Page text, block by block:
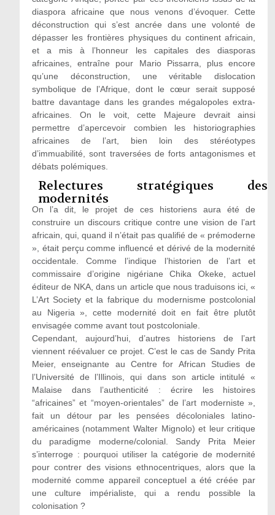
diaspora africaine que nous venons d’évoquer. Cette
déconstruction qui s’est ancrée dans une volonté de
dépasser les frontières physiques du continent africain,
et a mis à l’honneur les capitales des diasporas
africaines, entraîne pour Mario Pissarra, plus encore
qu’une déconstruction, une véritable dislocation
symbolique de l’Afrique, dont le cœur serait supposé
battre davantage dans les grandes mégalopoles extra-
africaines. On le voit, cette Majeure devrait ainsi
permettre d’apercevoir combien les historiographies
africaines de l’art, bien loin des stéréotypes
d’immuabilité, sont traversées de forts antagonismes et
débats polémiques.
Relectures stratégiques des
modernités
On l’a dit, le projet de ces historiens aura été de
construire un discours critique contre une vision de l’art
africain, qui, quand il n’était pas qualifié de « prémoderne
», était perçu comme influencé et dérivé de la modernité
occidentale. Comme l’indique l’historien de l’art et
commissaire d’origine nigériane Chika Okeke, actuel
éditeur de NKA, dans un article que nous traduisons ici, «
L’Art Society et la fabrique du modernisme postcolonial
au Nigeria », cette modernité doit en fait être plutôt
envisagée comme avant tout postcoloniale.
Cependant, aujourd’hui, d’autres historiens de l’art
viennent réévaluer ce projet. C’est le cas de Sandy Prita
Meier, enseignante au Centre for African Studies de
l’Université de l’Illinois, qui dans son article intitulé «
Malaise dans l’authenticité : écrire les histoires
“africaines” et “moyen-orientales” de l’art moderniste »,
fait un détour par les pensées décoloniales latino-
américaines (notamment Walter Mignolo) et leur critique
du paradigme moderne/colonial. Sandy Prita Meier
s’interroge : pourquoi utiliser la catégorie de modernité
pour contrer des visions ethnocentriques, alors que la
modernité comme appareil conceptuel a été créée par
une culture impérialiste, qui a rendu possible la
colonisation ?